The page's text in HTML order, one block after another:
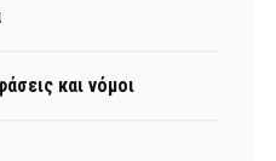
και νόμοι